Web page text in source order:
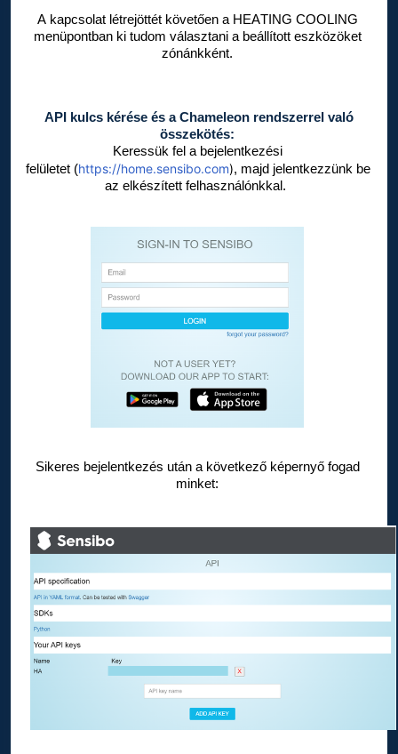
A kapcsolat létrejöttét követően a HEATING COOLING
menüpontban ki tudom választani a beállított eszközöket
zónánkként.
API kulcs kérése és a Chameleon rendszerrel való
összekötés:
Keressük fel a bejelentkezési
felületet (https://home.sensibo.com), majd jelentkezzünk be
az elkészített felhasználónkkal.
Sikeres bejelentkezés után a következő képernyő fogad
minket: